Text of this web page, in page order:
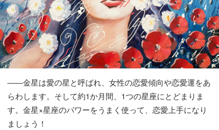
――金星は愛の星と呼ばれ、女性の恋愛傾向や恋愛運をあ
らわします。そして約1か月間、1つの星座にとどまりま
す。金星×星座のパワーをうまく使って、恋愛上手になり
ましょう！